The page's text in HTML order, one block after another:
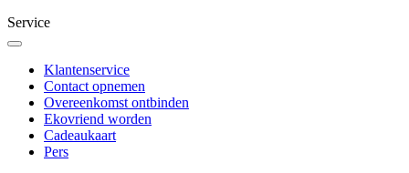
Service
Klantenservice
Contact opnemen
Overeenkomst ontbinden
Ekovriend worden
Cadeaukaart
Pers